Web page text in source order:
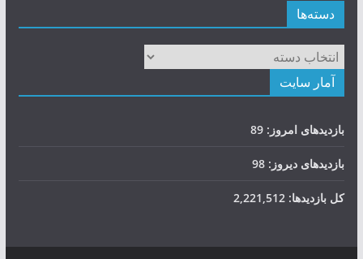
دسته‌ها
دسته‌ها
آمار سایت
بازدیدهای امروز: 89
بازدیدهای دیروز: 98
کل بازدیدها: 2,221,512